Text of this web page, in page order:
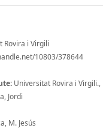
Rovira i Virgili
10803/378644
Universitat Rovira i
Jordi
M. Jesús